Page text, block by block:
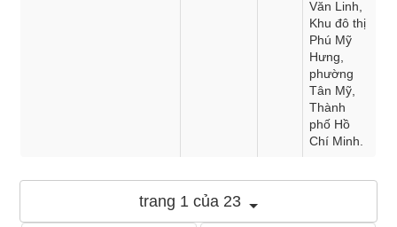
Văn Linh,
Khu đô thị
Phú Mỹ
Hưng,
phường
Tân Mỹ,
Thành
phố Hồ
Chí Minh.
trang 1 của 23